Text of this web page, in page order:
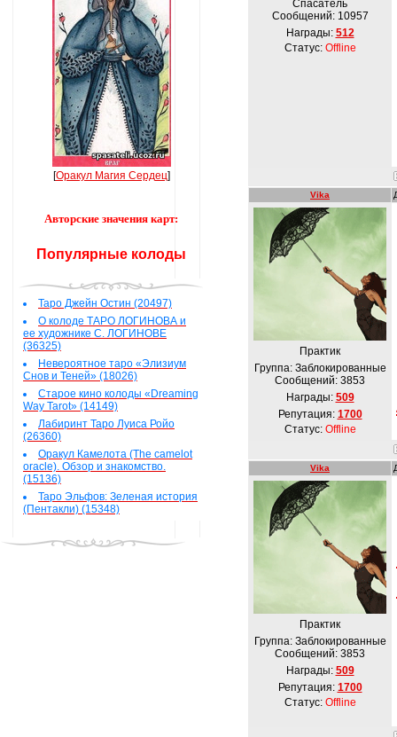
[Оракул Магия Сердец]
Авторские значения карт:
Популярные колоды
Таро Джейн Остин (20497)
О колоде ТАРО ЛОГИНОВА и
ее художнике С. ЛОГИНОВЕ
(36325)
Невероятное таро «Элизиум
Снов и Теней» (18026)
Старое кино колоды «Dreaming
Way Tarot» (14149)
Лабиринт Таро Луиса Ройо
(26360)
Оракул Камелота (The camelot
oracle). Обзор и знакомство.
(15136)
Таро Эльфов: Зеленая история
(Пентакли) (15348)
Спасатель
Сообщений: 10957
Награды: 512
Статус: Offline
Vika
Практик
Группа: Заблокированные
Сообщений: 3853
Награды: 509
Репутация: 1700
Статус: Offline
Vika
Практик
Группа: Заблокированные
Сообщений: 3853
Награды: 509
Репутация: 1700
Статус: Offline